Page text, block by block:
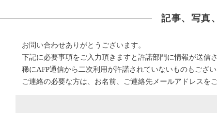
記事、写真
お問い合わせありがとうございます。
下記に必要事項をご入力頂きますと許諾部門に情報が送信
稀にAFP通信から二次利用が許諾されていないものもござ
ご連絡の必要な方は、お名前、ご連絡先メールアドレスを